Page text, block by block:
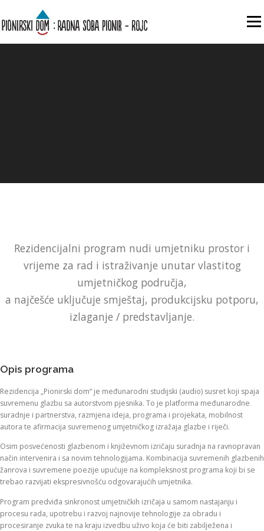
Menu
Rezidencijalni program nudi umjetniku prostor i
vrijeme za rad i istraživanje unutar vlastitog
umjetničkog područja,
a najčešće uključuje smještaj, produkcijsku potporu,
izlaganje / predstavljanje.
Opis programa
Rezidencija „Pionirski dom“ je međunarodni studijski (audio) susret koji spaja
suvremenu glazbu sa autorstvom pjesnika. To je platforma međunarodne
suradnje i partnerstva, razmjena ideja, programa i projekata, mobilnost
autora te afirmacija suvremenog umjetničkog izražaja glazbe i riječi.
Osim posvećenosti glazbenom i književnom izričaju suradnja na ravnopravan
način intervenira i sa novim tehnologijama. Kombinacija suvremenih glazbenih
žanrova i suvremene poezije upućuje na kompleksnost programa koji bi se
trebao razvijati ekspresivnošću odgovarajućih umjetnika.
Program predviđa sinkronost umjetničkih izričaja u samom nastajanju i
procesu rada, upotrebu i razvoj najnovije tehnologije za obradu i
procesiranje zvuka te na kraju izvedbu uživo koja će biti zabilježena i